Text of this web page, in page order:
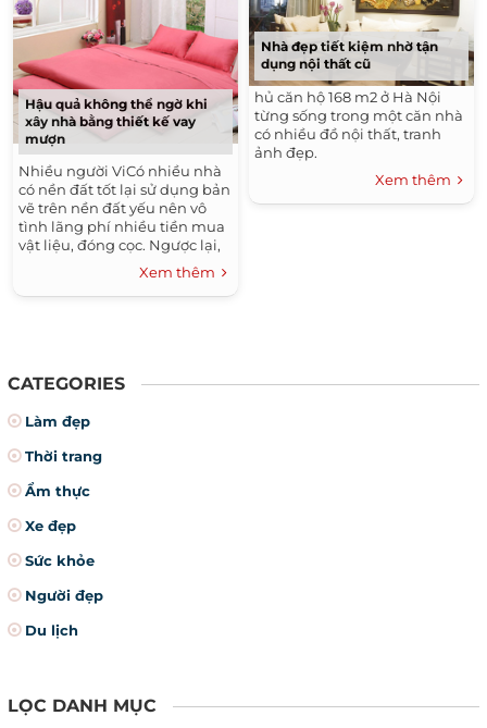
Hậu quả không thể ngờ khi
xây nhà bằng thiết kế vay
mượn
Nhiều người ViCó nhiều nhà
có nền đất tốt lại sử dụng bản
vẽ trên nền đất yếu nên vô
tình lãng phí nhiều tiền mua
vật liệu, đóng cọc. Ngược lại,
với các khu đất từng là ao hồ,
nếu không có giải pháp gia
cố chắc chắn, có thể gây sập
Xem thêm
Nhà đẹp tiết kiệm nhờ tận
dụng nội thất cũ
hủ căn hộ 168 m2 ở Hà Nội
từng sống trong một căn nhà
có nhiều đồ nội thất, tranh
ảnh đẹp.
Xem thêm
CATEGORIES
Làm đẹp
Thời trang
Ẩm thực
Xe đẹp
Sức khỏe
Người đẹp
Du lịch
LỌC DANH MỤC